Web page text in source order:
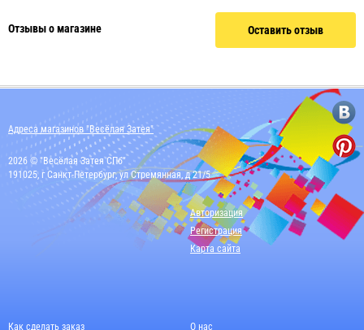
Отзывы о магазине Оставить отзыв
Адреса магазинов "Весёлая Затея"
2026 © "Весёлая Затея СПб"
191025, г Санкт-Петербург, ул Стремянная, д 21/5
Авторизация
Регистрация
Карта сайта
Как сделать заказ О нас